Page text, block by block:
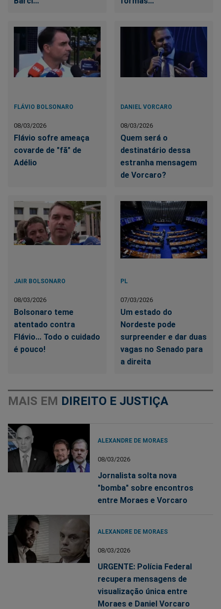
FLÁVIO BOLSONARO
08/03/2026
Flávio sofre ameaça
covarde de "fã" de
Adélio
DANIEL VORCARO
08/03/2026
Quem será o
destinatário dessa
estranha mensagem
de Vorcaro?
JAIR BOLSONARO
08/03/2026
Bolsonaro teme
atentado contra
Flávio... Todo o cuidado
é pouco!
PL
07/03/2026
Um estado do
Nordeste pode
surpreender e dar duas
vagas no Senado para
a direita
MAIS EM DIREITO E JUSTIÇA
ALEXANDRE DE MORAES
08/03/2026
Jornalista solta nova
"bomba" sobre encontros
entre Moraes e Vorcaro
ALEXANDRE DE MORAES
08/03/2026
URGENTE: Polícia Federal
recupera mensagens de
visualização única entre
Moraes e Daniel Vorcaro